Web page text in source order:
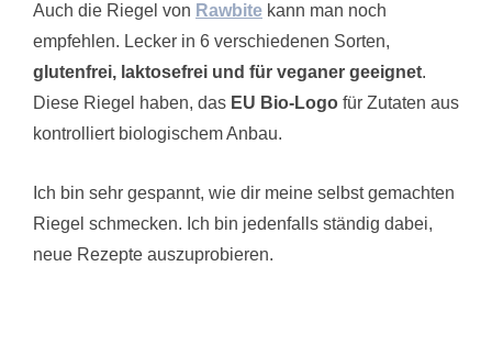
Auch die Riegel von Rawbite kann man noch
empfehlen. Lecker in 6 verschiedenen Sorten,
glutenfrei, laktosefrei und für veganer geeignet.
Diese Riegel haben, das EU Bio-Logo für Zutaten aus
kontrolliert biologischem Anbau.
Ich bin sehr gespannt, wie dir meine selbst gemachten
Riegel schmecken. Ich bin jedenfalls ständig dabei,
neue Rezepte auszuprobieren.